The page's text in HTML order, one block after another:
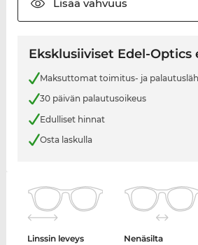
Lisää vahvuus
Eksklusiiviset Edel-Optics
Maksuttomat toimitus- ja
30 päivän palautusoikeus
Edulliset hinnat
Osta laskulla
Linssin leveys
Nenäsilta